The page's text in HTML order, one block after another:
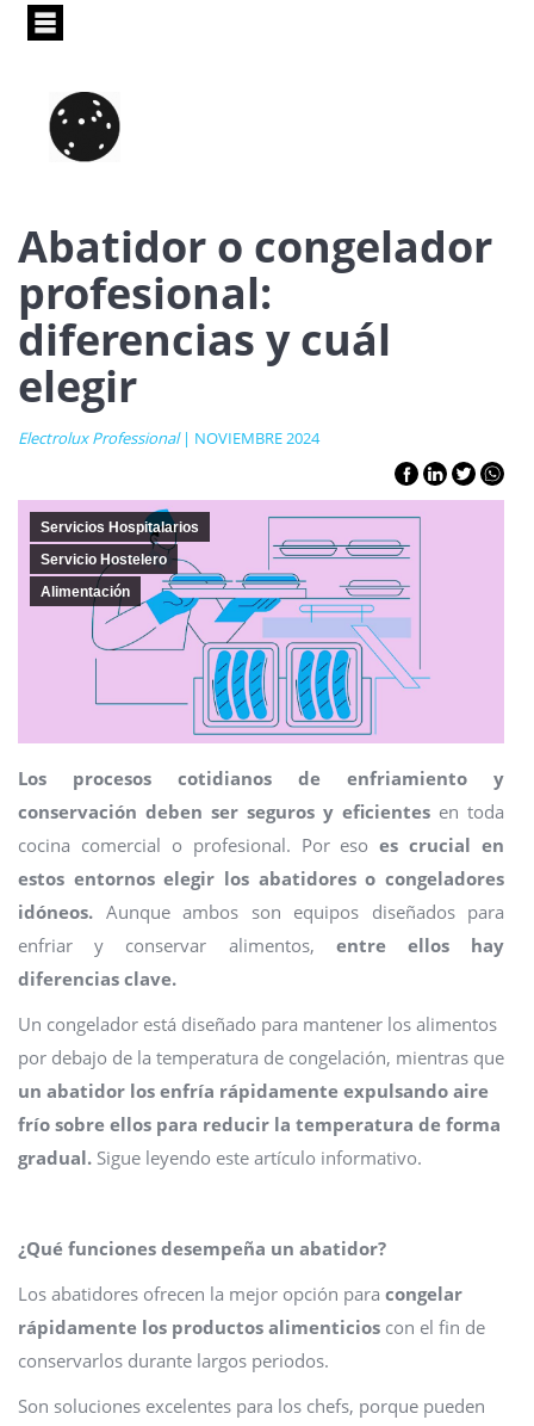
Pasar
principal
Abatidor o congelador
profesional:
diferencias y cuál
elegir
Electrolux Professional| NOVIEMBRE 2024
Servicios Hospitalarios
Servicio Hostelero
Alimentación
Los procesos cotidianos de enfriamiento y
conservación deben ser seguros y eficientes en toda
cocina comercial o profesional. Por esoes crucial en
estos entornos elegir los abatidores o congeladores
idóneos. Aunque ambos son equipos diseñados para
enfriar y conservar alimentos, entre ellos hay
diferencias clave.
Un congelador está diseñado para mantener los alimentos
por debajo de la temperatura de congelación, mientras que
un abatidor los enfría rápidamente expulsando aire
frío sobre ellos para reducir la temperatura de forma
gradual. Sigue leyendo este artículo informativo.
¿Qué funciones desempeña un abatidor?
Los abatidores ofrecen la mejor opción para congelar
rápidamente los productos alimenticios con el fin de
conservarlos durante largos periodos.
Son soluciones excelentes para los chefs, porque pueden